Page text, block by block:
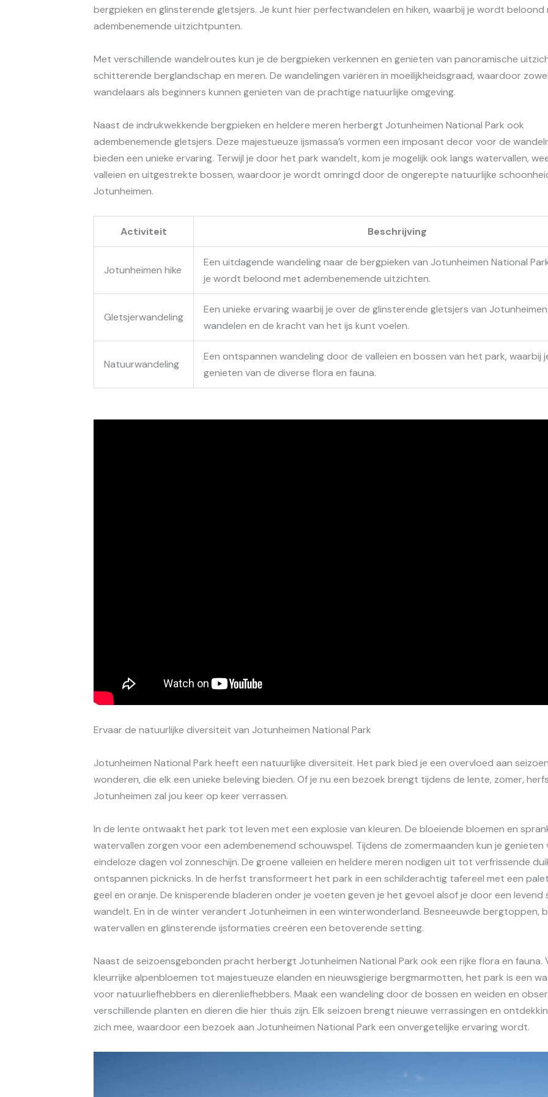
bergpieken en glinsterende gletsjers. Je kunt hier perfectwandelen en hiken, waarbij je wordt beloond
adembenemende uitzichtpunten.
Met verschillende wandelroutes kun je de bergpieken verkennen en genieten van panoramische
schitterende berglandschap en meren. De wandelingen variëren in moeilijkheidsgraad, waardoor
wandelaars als beginners kunnen genieten van de prachtige natuurlijke omgeving.
Naast de indrukwekkende bergpieken en heldere meren herbergt Jotunheimen National Park ook
adembenemende gletsjers. Deze majestueuze ijsmassa’s vormen een imposant decor voor de
bieden een unieke ervaring. Terwijl je door het park wandelt, kom je mogelijk ook langs watervallen,
valleien en uitgestrekte bossen, waardoor je wordt omringd door de ongerepte natuurlijke
Jotunheimen.
Activiteit Beschrijving
Jotunheimen hike
Een uitdagende wandeling naar de bergpieken van Jotunheimen National
je wordt beloond met adembenemende uitzichten.
Gletsjerwandeling
Een unieke ervaring waarbij je over de glinsterende gletsjers van
wandelen en de kracht van het ijs kunt voelen.
Natuurwandeling
Een ontspannen wandeling door de valleien en bossen van het park, waarbij
genieten van de diverse flora en fauna.
Ervaar de natuurlijke diversiteit van Jotunheimen National Park
Jotunheimen National Park heeft een natuurlijke diversiteit. Het park bied je een overvloed aan
wonderen, die elk een unieke beleving bieden. Of je nu een bezoek brengt tijdens de lente, zomer,
Jotunheimen zal jou keer op keer verrassen.
In de lente ontwaakt het park tot leven met een explosie van kleuren. De bloeiende bloemen en
watervallen zorgen voor een adembenemend schouwspel. Tijdens de zomermaanden kun je genieten
eindeloze dagen vol zonneschijn. De groene valleien en heldere meren nodigen uit tot verfrissende
ontspannen picknicks. In de herfst transformeert het park in een schilderachtig tafereel met een
geel en oranje. De knisperende bladeren onder je voeten geven je het gevoel alsof je door een levend
wandelt. En in de winter verandert Jotunheimen in een winterwonderland. Besneeuwde bergtoppen,
watervallen en glinsterende ijsformaties creëren een betoverende setting.
Naast de seizoensgebonden pracht herbergt Jotunheimen National Park ook een rijke flora en fauna.
kleurrijke alpenbloemen tot majestueuze elanden en nieuwsgierige bergmarmotten, het park is een
voor natuurliefhebbers en dierenliefhebbers. Maak een wandeling door de bossen en weiden en
verschillende planten en dieren die hier thuis zijn. Elk seizoen brengt nieuwe verrassingen en
zich mee, waardoor een bezoek aan Jotunheimen National Park een onvergetelijke ervaring wordt.